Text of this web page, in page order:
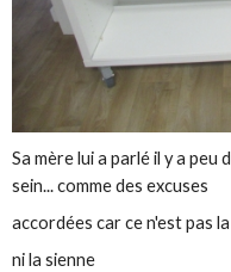
Sa mère lui a parlé il y a peu
sein... comme des excuses
accordées car ce n'est pas
ni la sienne